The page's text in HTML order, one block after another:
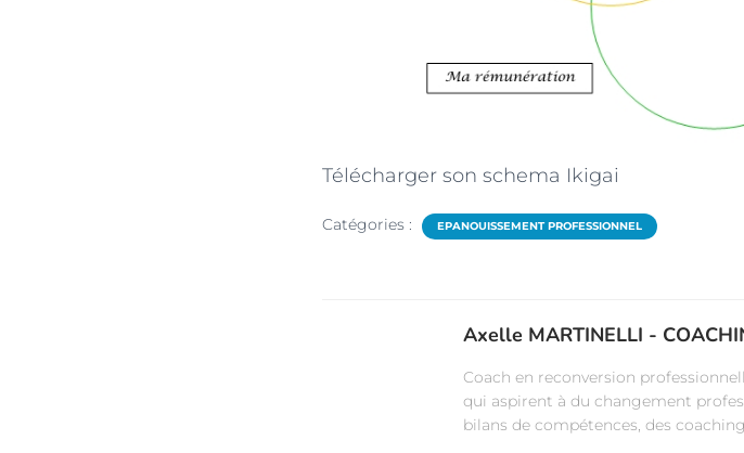
Télécharger son schema Ikigai
Catégories : EPANOUISSEMENT PROFESSIONNEL
Axelle MARTINELLI -
Coach en reconversion
qui aspirent à du changement
bilans de compétences, des